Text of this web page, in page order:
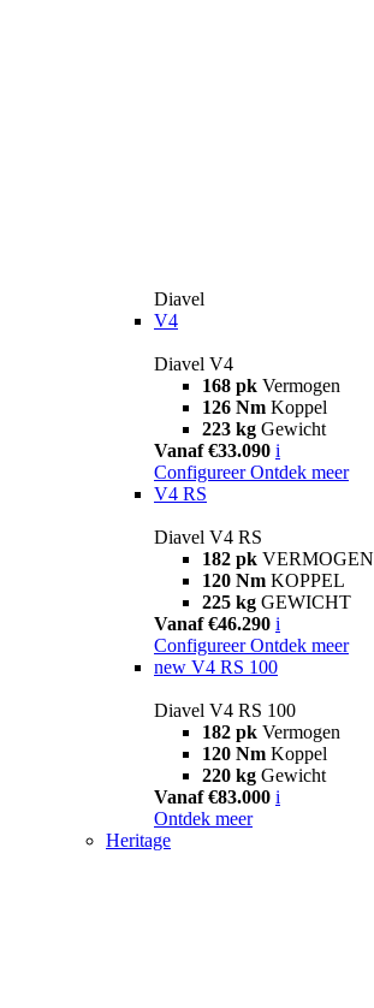
Diavel
V4
Diavel V4
168 pk Vermogen
126 Nm Koppel
223 kg Gewicht
Vanaf €33.090 i
Configureer Ontdek meer
V4 RS
Diavel V4 RS
182 pk VERMOGEN
120 Nm KOPPEL
225 kg GEWICHT
Vanaf €46.290 i
Configureer Ontdek meer
new V4 RS 100
Diavel V4 RS 100
182 pk Vermogen
120 Nm Koppel
220 kg Gewicht
Vanaf €83.000 i
Ontdek meer
Heritage